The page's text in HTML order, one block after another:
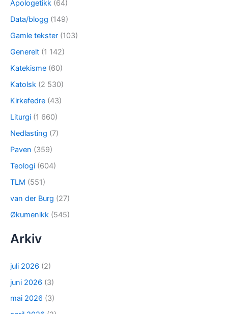
Apologetikk (64)
Data/blogg (149)
Gamle tekster (103)
Generelt (1 142)
Katekisme (60)
Katolsk (2 530)
Kirkefedre (43)
Liturgi (1 660)
Nedlasting (7)
Paven (359)
Teologi (604)
TLM (551)
van der Burg (27)
Økumenikk (545)
Arkiv
juli 2026 (2)
juni 2026 (3)
mai 2026 (3)